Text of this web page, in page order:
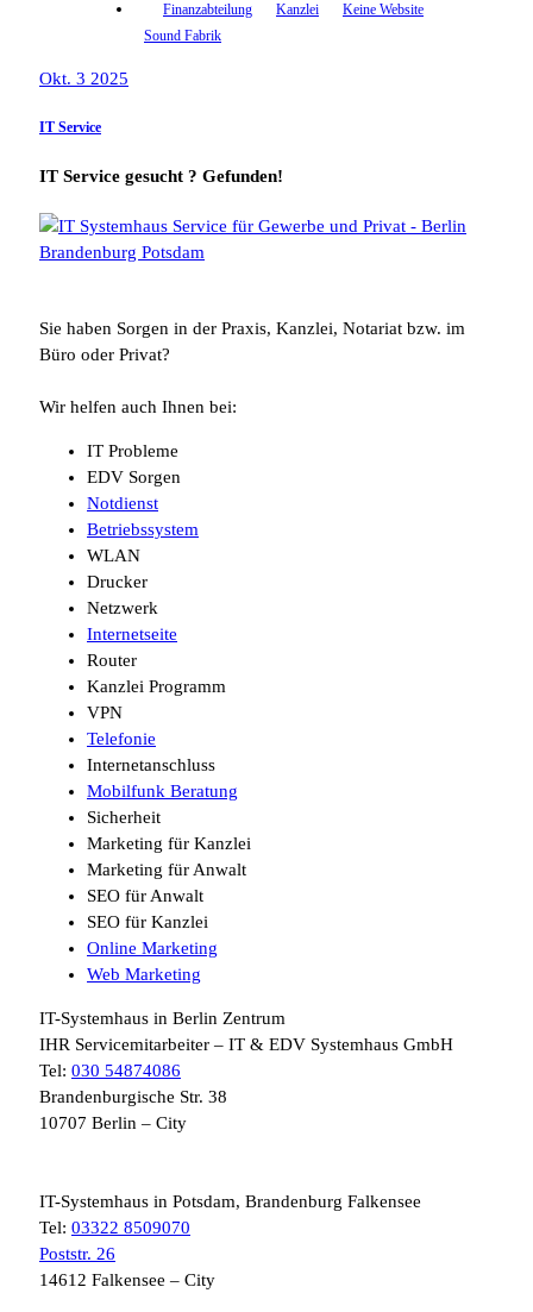
Finanzabteilung Kanzlei
Keine Website
Sound Fabrik
Okt. 3 2025
IT Service
IT Service gesucht ? Gefunden!
Sie haben Sorgen in der Praxis, Kanzlei, Notariat bzw. im
Büro oder Privat?
Wir helfen auch Ihnen bei:
IT Probleme
EDV Sorgen
Notdienst
Betriebssystem
WLAN
Drucker
Netzwerk
Internetseite
Router
Kanzlei Programm
VPN
Telefonie
Internetanschluss
Mobilfunk Beratung
Sicherheit
Marketing für Kanzlei
Marketing für Anwalt
SEO für Anwalt
SEO für Kanzlei
Online Marketing
Web Marketing
IT-Systemhaus in Berlin Zentrum
IHR Servicemitarbeiter – IT & EDV Systemhaus GmbH
Tel: 030 54874086
Brandenburgische Str. 38
10707 Berlin – City
IT-Systemhaus in Potsdam, Brandenburg Falkensee
Tel: 03322 8509070
Poststr. 26
14612 Falkensee – City